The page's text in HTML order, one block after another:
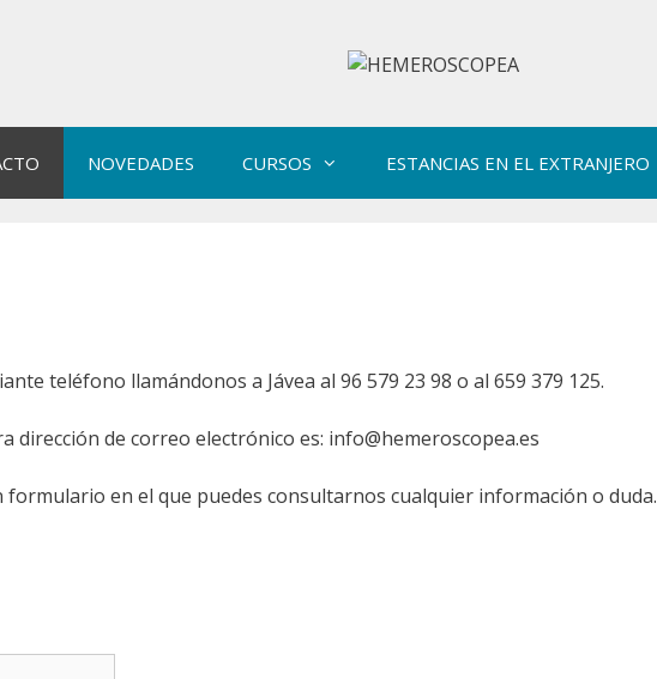
NOVEDADES CURSOS ESTANCIAS EN EL EXTRANJERO
teléfono llamándonos a Jávea al 96 579 23 98 o al 659 379 125.
dirección de correo electrónico es: info@hemeroscopea.es
formulario en el que puedes consultarnos cualquier información o duda.